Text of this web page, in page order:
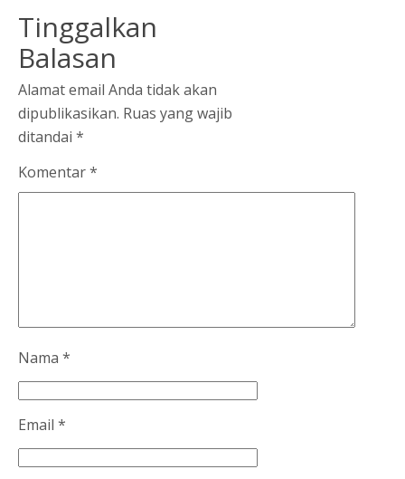
Tinggalkan
Balasan
Alamat email Anda tidak akan
dipublikasikan. Ruas yang wajib
ditandai *
Komentar*
Nama *
Email *